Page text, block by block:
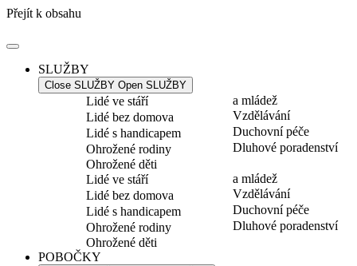
Přejít k obsahu
SLUŽBY
Close SLUŽBY Open SLUŽBY
Lidé ve stáří
Lidé bez domova
Lidé s handicapem
Ohrožené rodiny
Ohrožené děti
a mládež
Vzdělávání
Duchovní péče
Dluhové poradenství
Lidé ve stáří
Lidé bez domova
Lidé s handicapem
Ohrožené rodiny
Ohrožené děti
a mládež
Vzdělávání
Duchovní péče
Dluhové poradenství
POBOČKY